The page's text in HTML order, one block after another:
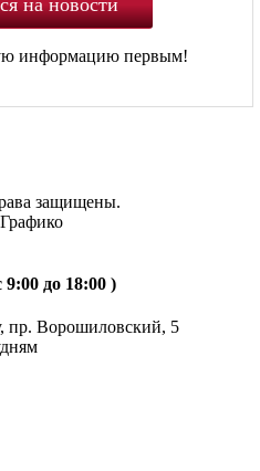
информацию первым!
защищены.
9:00 до 18:00 )
пр. Ворошиловский, 5